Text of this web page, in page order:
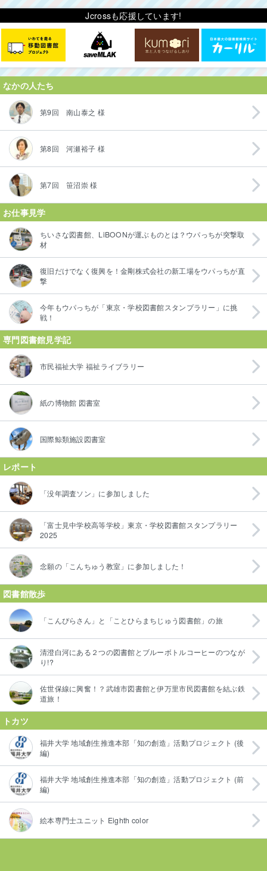
Jcrossも応援しています!
なかの人たち
第9回 南山泰之 様
第8回 河瀬裕子 様
第7回 笹沼崇 様
お仕事見学
ちいさな図書館、LiBOONが運ぶものとは？ウパっちが突撃取
材
復旧だけでなく復興を！金剛株式会社の新工場をウパっちが直
撃
今年もウパっちが「東京・学校図書館スタンプラリー」に挑
戦！
専門図書館見学記
市民福祉大学 福祉ライブラリー
紙の博物館 図書室
国際鯨類施設図書室
レポート
「没年調査ソン」に参加しました
「富士見中学校高等学校」東京・学校図書館スタンプラリー
2025
念願の「こんちゅう教室」に参加しました！
図書館散歩
「こんぴらさん」と「ことひらまちじゅう図書館」の旅
清澄白河にある２つの図書館とブルーボトルコーヒーのつなが
り!?
佐世保線に興奮！？武雄市図書館と伊万里市民図書館を結ぶ鉄
道旅！
トカツ
福井大学 地域創生推進本部「知の創造」活動プロジェクト (後
編)
福井大学 地域創生推進本部「知の創造」活動プロジェクト (前
編)
絵本専門士ユニット Eighth color